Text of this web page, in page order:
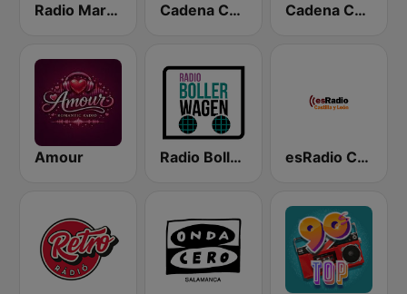
Radio Marca Valladolid Cadena COPE Salamanca Cadena COPE Burgos
Amour Radio Bollerwagen esRadio Castilla y Leon